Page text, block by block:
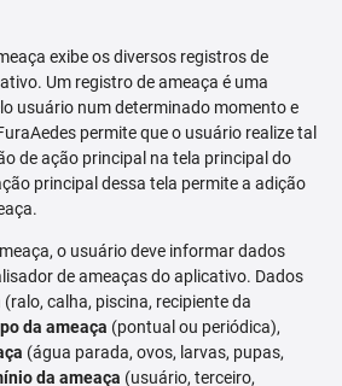
exibe os diversos registros de
Um registro de ameaça é uma
usuário num determinado momento e
permite que o usuário realize tal
de ação principal na tela principal do
principal dessa tela permite a adição
o usuário deve informar dados
de ameaças do aplicativo. Dados
(ralo, calha, piscina, recipiente da
da ameaça (pontual ou periódica),
(água parada, ovos, larvas, pupas,
da ameaça (usuário, terceiro,